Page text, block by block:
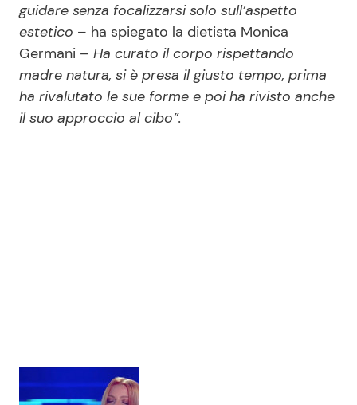
guidare senza focalizzarsi solo sull’aspetto
estetico – ha spiegato la dietista Monica
Germani – Ha curato il corpo rispettando
madre natura, si è presa il giusto tempo, prima
ha rivalutato le sue forme e poi ha rivisto anche
il suo approccio al cibo”.